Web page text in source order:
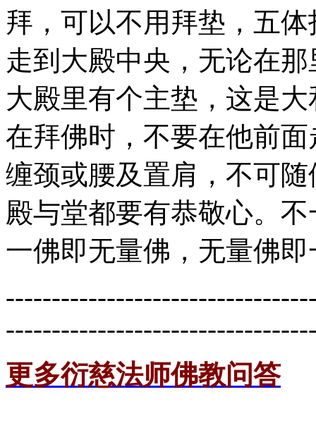
拜，可以不用拜垫，五
走到大殿中央，无论在
大殿里有个主垫，这是
在拜佛时，不要在他前
缠颈或腰及置肩，不可
殿与堂都要有恭敬心。
一佛即无量佛，无量佛
更多衍慈法师佛教问答